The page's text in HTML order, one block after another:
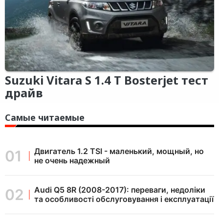
Suzuki Vitara S 1.4 T Bosterjet тест
драйв
Самые читаемые
Двигатель 1.2 TSI - маленький, мощный, но
не очень надежный
Audi Q5 8R (2008-2017): переваги, недоліки
та особливості обслуговування і експлуатації